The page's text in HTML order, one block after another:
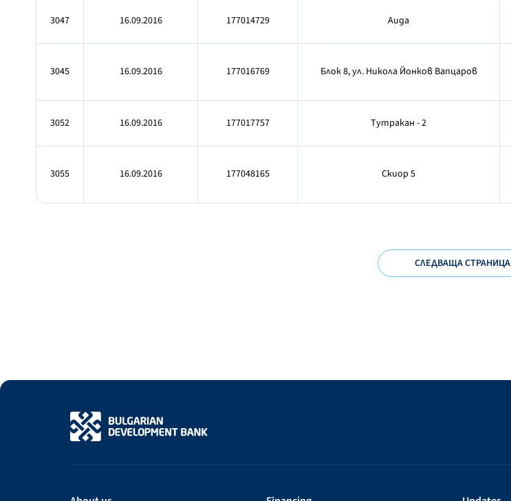
3047 16.09.2016 177014729 Аида
3045 16.09.2016 177016769 Блок 8, ул. Никола Йонков Вапцаров
3052 16.09.2016 177017757 Тутракан - 2
3055 16.09.2016 177048165 Скиор 5
СЛЕДВАЩА СТРАНИЦА